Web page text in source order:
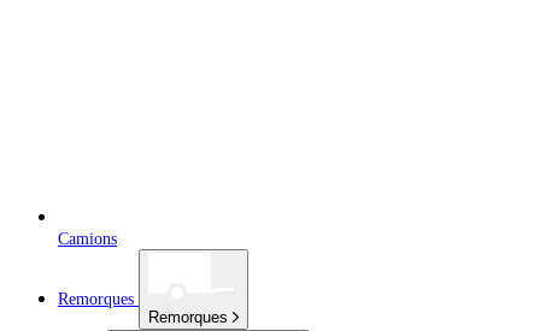
Camions
Remorques
Remorques